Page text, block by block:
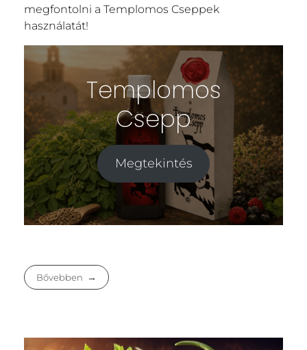
megfontolni a Templomos Cseppek
használatát!
Templomos
Csepp
Megtekintés
Bővebben